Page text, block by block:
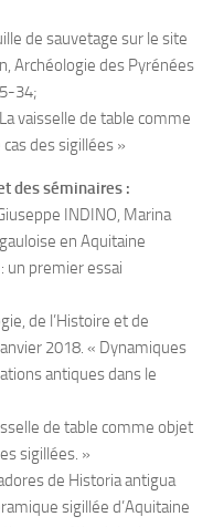
de sauvetage sur le site
Archéologie des Pyrénées
34;
vaisselle de table comme
des sigillées »
des séminaires :
INDINO, Marina
en Aquitaine
un premier essai
de l’Histoire et de
2018. « Dynamiques
antiques dans le
de table comme objet
sigillées. »
de Historia antigua
sigillée d’Aquitaine